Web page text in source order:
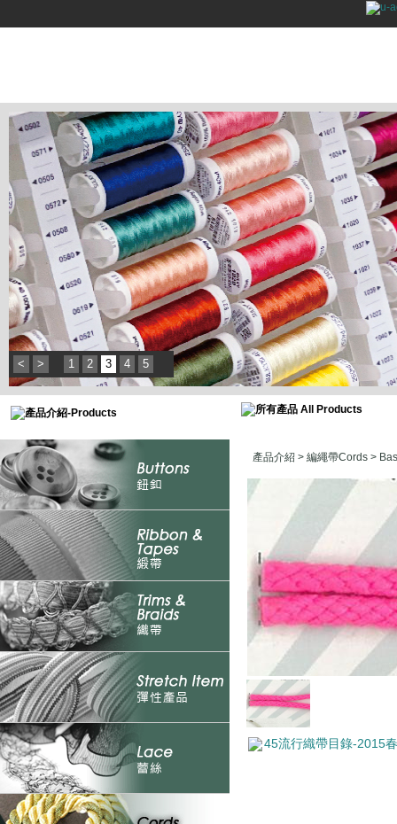
< > 1 2 3 4 5
產品介紹 > 編繩帶Cords >
45流行織帶目錄-2015